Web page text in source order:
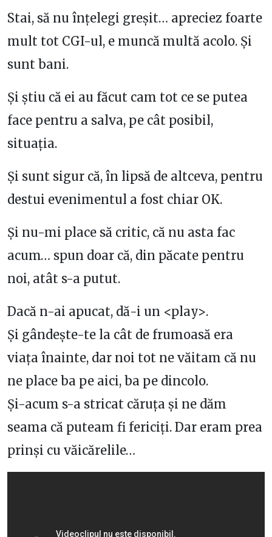
Stai, să nu înțelegi greșit… apreciez foarte
mult tot CGI-ul, e muncă multă acolo. Și
sunt bani.
Și știu că ei au făcut cam tot ce se putea
face pentru a salva, pe cât posibil,
situația.
Și sunt sigur că, în lipsă de altceva, pentru
destui evenimentul a fost chiar OK.
Și nu-mi place să critic, că nu asta fac
acum… spun doar că, din păcate pentru
noi, atât s-a putut.
Dacă n-ai apucat, dă-i un <play>.
Și gândește-te la cât de frumoasă era
viața înainte, dar noi tot ne văitam că nu
ne place ba pe aici, ba pe dincolo.
Și-acum s-a stricat căruța și ne dăm
seama că puteam fi fericiți. Dar eram prea
prinși cu văicărelile…